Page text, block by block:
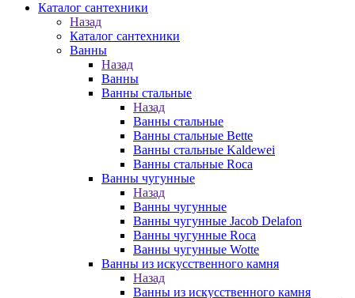
Каталог сантехники
Назад
Каталог сантехники
Ванны
Назад
Ванны
Ванны стальные
Назад
Ванны стальные
Ванны стальные Bette
Ванны стальные Kaldewei
Ванны стальные Roca
Ванны чугунные
Назад
Ванны чугунные
Ванны чугунные Jacob Delafon
Ванны чугунные Roca
Ванны чугунные Wotte
Ванны из искусственного камня
Назад
Ванны из искусственного камня